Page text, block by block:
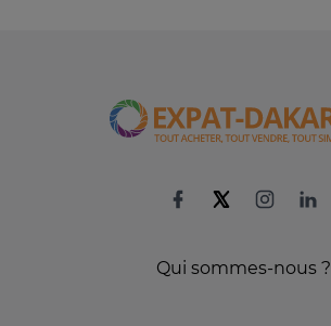
Qui sommes-nous ?